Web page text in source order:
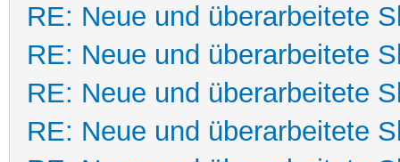
RE: Neue und überarbeitete
RE: Neue und überarbeitete
RE: Neue und überarbeitete
RE: Neue und überarbeitete